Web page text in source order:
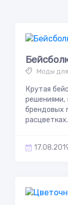
Моды
Крутая
решениями,
брендовых